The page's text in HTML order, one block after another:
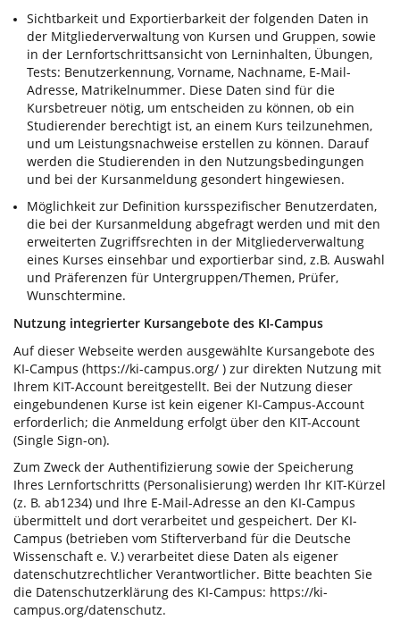
Sichtbarkeit und Exportierbarkeit der folgenden Daten in
der Mitgliederverwaltung von Kursen und Gruppen, sowie
in der Lernfortschrittsansicht von Lerninhalten, Übungen,
Tests: Benutzerkennung, Vorname, Nachname, E-Mail-
Adresse, Matrikelnummer. Diese Daten sind für die
Kursbetreuer nötig, um entscheiden zu können, ob ein
Studierender berechtigt ist, an einem Kurs teilzunehmen,
und um Leistungsnachweise erstellen zu können. Darauf
werden die Studierenden in den Nutzungsbedingungen
und bei der Kursanmeldung gesondert hingewiesen.
Möglichkeit zur Definition kursspezifischer Benutzerdaten,
die bei der Kursanmeldung abgefragt werden und mit den
erweiterten Zugriffsrechten in der Mitgliederverwaltung
eines Kurses einsehbar und exportierbar sind, z.B. Auswahl
und Präferenzen für Untergruppen/Themen, Prüfer,
Wunschtermine.
Nutzung integrierter Kursangebote des KI-Campus
Auf dieser Webseite werden ausgewählte Kursangebote des
KI-Campus (https://ki-campus.org/ ) zur direkten Nutzung mit
Ihrem KIT-Account bereitgestellt. Bei der Nutzung dieser
eingebundenen Kurse ist kein eigener KI-Campus-Account
erforderlich; die Anmeldung erfolgt über den KIT-Account
(Single Sign-on).
Zum Zweck der Authentifizierung sowie der Speicherung
Ihres Lernfortschritts (Personalisierung) werden Ihr KIT-Kürzel
(z. B. ab1234) und Ihre E-Mail-Adresse an den KI-Campus
übermittelt und dort verarbeitet und gespeichert. Der KI-
Campus (betrieben vom Stifterverband für die Deutsche
Wissenschaft e. V.) verarbeitet diese Daten als eigener
datenschutzrechtlicher Verantwortlicher. Bitte beachten Sie
die Datenschutzerklärung des KI-Campus: https://ki-
campus.org/datenschutz.